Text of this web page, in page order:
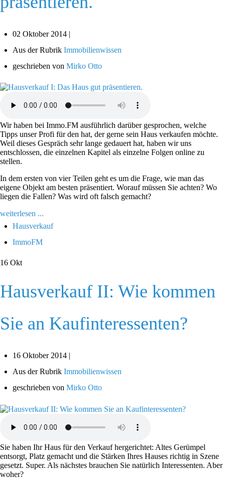
02 Oktober 2014 |
Aus der Rubrik Immobilienwissen
geschrieben von Mirko Otto
Wir haben bei Immo.FM ausführlich darüber gesprochen, welche
Tipps unser Profi für den hat, der gerne sein Haus verkaufen möchte.
Weil dieses Gespräch sehr lange gedauert hat, haben wir uns
entschlossen, die einzelnen Kapitel als einzelne Folgen online zu
stellen.
In dem ersten von vier Teilen geht es um die Frage, wie man das
eigene Objekt am besten präsentiert. Worauf müssen Sie achten? Wo
liegen die Fallen? Was wird oft falsch gemacht?
weiterlesen ...
Hausverkauf
ImmoFM
16 Okt
Hausverkauf II: Wie kommen
Sie an Kaufinteressenten?
16 Oktober 2014 |
Aus der Rubrik Immobilienwissen
geschrieben von Mirko Otto
Sie haben Ihr Haus für den Verkauf hergerichtet: Altes Gerümpel
entsorgt, Platz gemacht und die Stärken Ihres Hauses richtig in Szene
gesetzt. Super. Als nächstes brauchen Sie natürlich Interessenten. Aber
woher?